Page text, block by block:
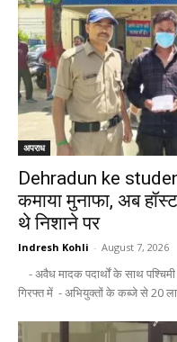
अपराध
Dehradun ke
कमाया मुनाफा, अब
थे निशाने पर
Indresh Kohli - August 7, 2026
- अवैध मादक पदार्थों के साथ
गिरफ्त में - अभियुक्तों के कब्जे से 20